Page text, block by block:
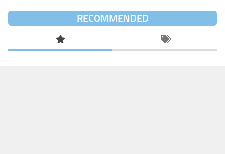
RECOMMENDED